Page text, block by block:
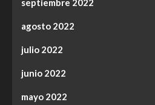
septiembre 2022
agosto 2022
julio 2022
junio 2022
mayo 2022